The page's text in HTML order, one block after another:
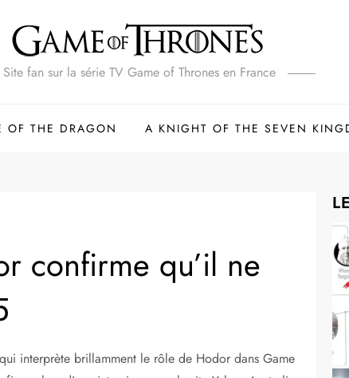
Site fan sur la série TV Game of Thrones en France
OF THE DRAGON A KNIGHT OF THE SEVEN
confirme qu’il ne
qui interprète brillamment le rôle de Hodor dans Game